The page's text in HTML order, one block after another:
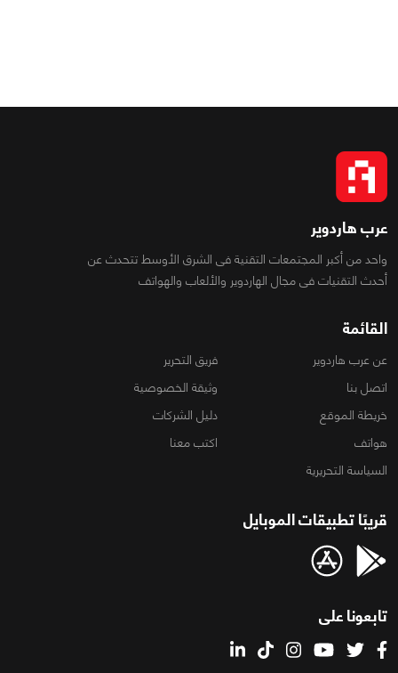
عرب هاردوير
واحد من أكبر المجتمعات التقنية فى الشرق الأوسط تتحدث عن
أحدث التقنيات فى مجال الهاردوير والألعاب والهواتف
القائمة
عن عرب هاردوير
فريق التحرير
اتصل بنا
وثيقة الخصوصية
خريطة الموقع
دليل الشركات
هواتف
اكتب معنا
السياسة التحريرية
قريبًا تطبيقات الموبايل
تابعونا على